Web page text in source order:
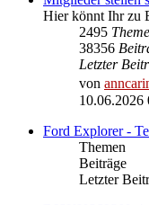
Hier könnt Ihr zu
2495
38356
Letzter
von
10.06.2026
Ford Explorer -
Themen
Beiträge
Letzter